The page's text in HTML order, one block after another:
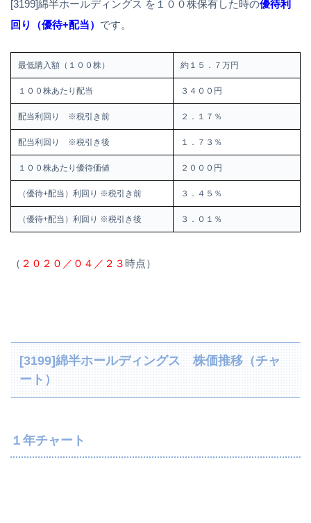
[3199]綿半ホールディングス を１００株保有した時の優待利
回り（優待+配当） です。
最低購入額（１００株） 約１５．７万円
１００株あたり配当 ３４００円
配当利回り ※税引き前 ２．１７％
配当利回り ※税引き後 １．７３％
１００株あたり優待価値 ２０００円
（優待+配当）利回り ※税引き前 ３．４５％
（優待+配当）利回り ※税引き後 ３．０１％
（ ２０２０／０４／２３時点）
[3199]綿半ホールディングス 株価推移（チャ
ート）
１年チャート